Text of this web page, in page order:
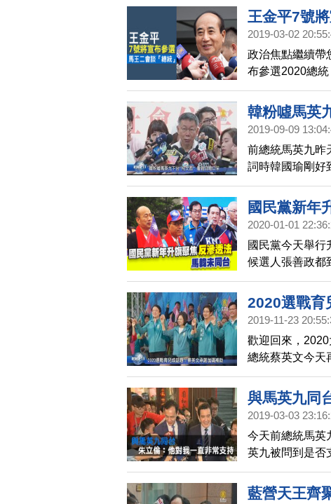
要自由、要民主
王金平7號
2019-03-02
政治焦點繼續帶
布參選2020總
選總統相關事情
對此，馬英九回
韓粉噓馬英
2019-09-09
前總統馬英九昨
詞時韓國瑜剛好
(9日)被問到對
國民黨新年
2020-01-01
國民黨今天舉行
候選人張善政都
旗，沒有和馬吳
法。
2020選戰育
2019-11-23
歡迎回來，
總統蔡英文今天
從2500增為
與馬英九同
2019-03-03
今天前總統馬英
英九被問到是否
院長就是他找的
藍營天王齊